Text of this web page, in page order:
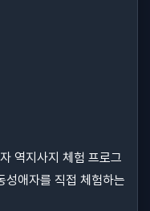
역지사지 체험 프로그
성애자를 직접 체험하는